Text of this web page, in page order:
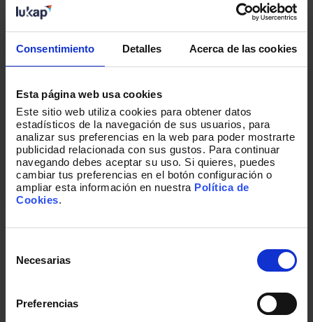
Consentimiento Detalles Acerca de las cookies
Esta página web usa cookies
Este sitio web utiliza cookies para obtener datos
estadísticos de la navegación de sus usuarios, para
analizar sus preferencias en la web para poder mostrarte
publicidad relacionada con sus gustos. Para continuar
navegando debes aceptar su uso. Si quieres, puedes
cambiar tus preferencias en el botón configuración o
ampliar esta información en nuestra Política de
Cookies.
Necesarias
Preferencias
Correo corporativo
Acepto recibir otras comunicaciones de
Puedes cancelar tu suscripción en cualquier momento. Lee aquí